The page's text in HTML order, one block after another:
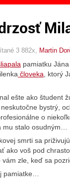
3 882x, Martin
pamiatku
človeka , ktorý
ešte ako študent
bystrý,
o
stalo osudným…
smrti sa
ako voš pod
vám zle, keď sa
pamiatke…